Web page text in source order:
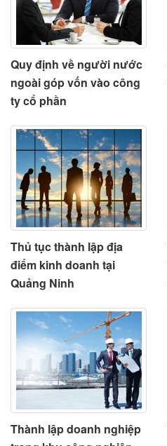
Quy định về người nước
ngoài góp vốn vào công
ty cổ phần
Thủ tục thành lập địa
điểm kinh doanh tại
Quảng Ninh
Thành lập doanh nghiệp